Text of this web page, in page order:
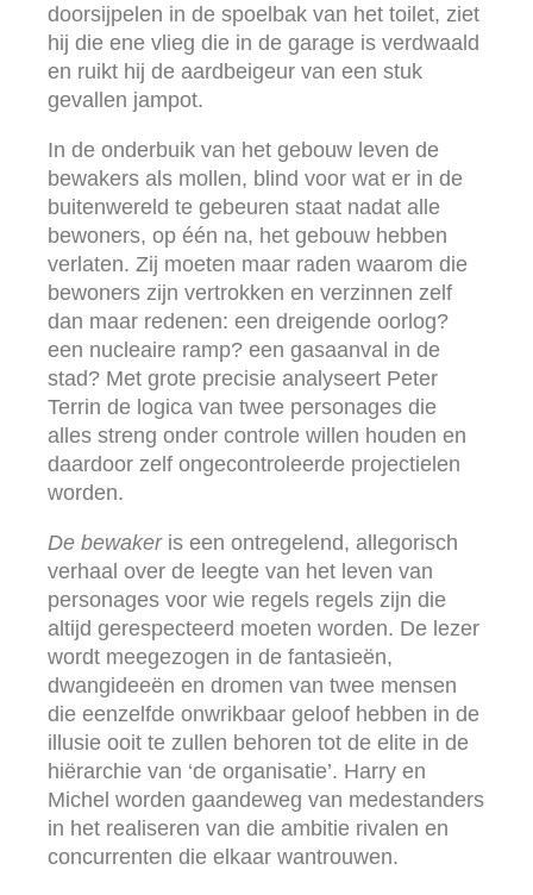
doorsijpelen in de spoelbak van het toilet, ziet
hij die ene vlieg die in de garage is verdwaald
en ruikt hij de aardbeigeur van een stuk
gevallen jampot.
In de onderbuik van het gebouw leven de
bewakers als mollen, blind voor wat er in de
buitenwereld te gebeuren staat nadat alle
bewoners, op één na, het gebouw hebben
verlaten. Zij moeten maar raden waarom die
bewoners zijn vertrokken en verzinnen zelf
dan maar redenen: een dreigende oorlog?
een nucleaire ramp? een gasaanval in de
stad? Met grote precisie analyseert Peter
Terrin de logica van twee personages die
alles streng onder controle willen houden en
daardoor zelf ongecontroleerde projectielen
worden.
De bewakeris een ontregelend, allegorisch
verhaal over de leegte van het leven van
personages voor wie regels regels zijn die
altijd gerespecteerd moeten worden. De lezer
wordt meegezogen in de fantasieën,
dwangideeën en dromen van twee mensen
die eenzelfde onwrikbaar geloof hebben in de
illusie ooit te zullen behoren tot de elite in de
hiërarchie van ‘de organisatie’. Harry en
Michel worden gaandeweg van medestanders
in het realiseren van die ambitie rivalen en
concurrenten die elkaar wantrouwen.